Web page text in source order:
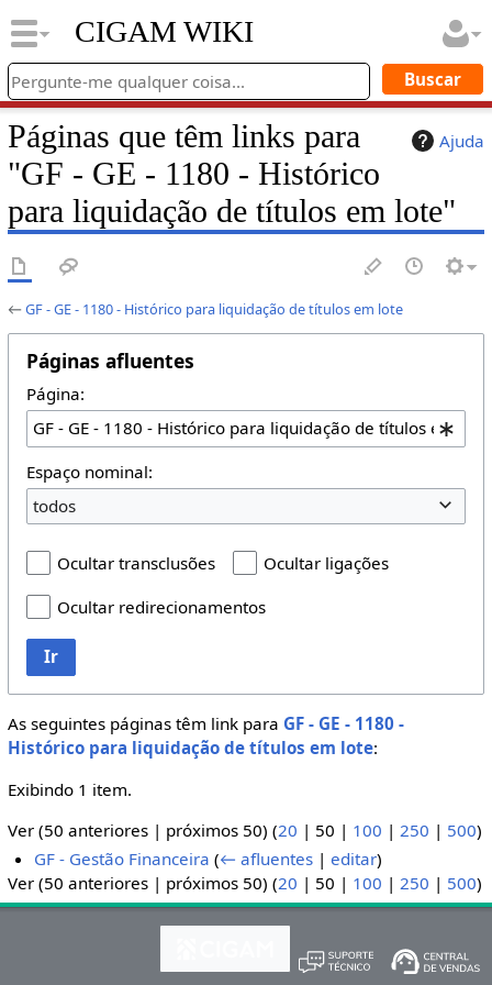
CIGAM WIKI
Ajuda
Páginas que têm links para
"GF - GE - 1180 - Histórico
para liquidação de títulos em lote"
←GF - GE - 1180 - Histórico para liquidação de títulos em lote
Páginas afluentes
Página:
Espaço nominal:
todos
Ocultar transclusões
Ocultar ligações
Ocultar redirecionamentos
Ir
As seguintes páginas têm link para GF - GE - 1180 -
Histórico para liquidação de títulos em lote:
Exibindo 1 item.
Ver (50 anteriores| próximos 50) (20 | 50 | 100 | 250 | 500)
GF - Gestão Financeira (← afluentes |editar)
Ver (50 anteriores| próximos 50) (20 | 50 | 100 | 250 | 500)